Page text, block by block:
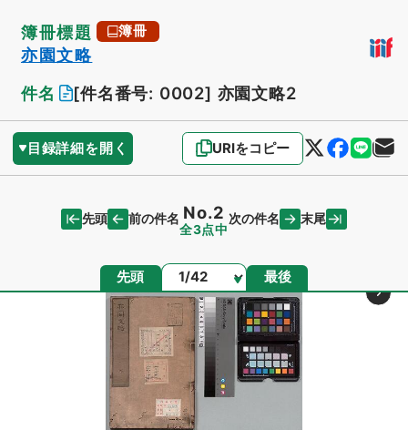
簿冊標題 簿冊
亦園文略
件名
[件名番号: 0002] 亦園文略2
目録詳細を開く URIをコピー
先頭 前の件名 No.2
全3点中
次の件名 末尾
先頭 ページ 最後